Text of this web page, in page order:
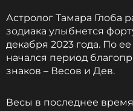
Астролог Тамара Глоба
зодиака улыбнется
декабря 2023 года. По
начался период
знаков – Весов и Дев.
Весы в последнее